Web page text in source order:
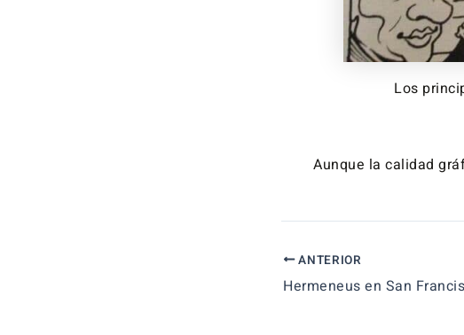
Los
Aunque la calidad
ANTERIOR
Hermeneus en San